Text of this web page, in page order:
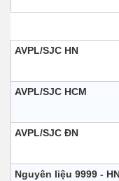
AVPL/SJC HN
AVPL/SJC HCM
AVPL/SJC ĐN
Nguyên liệu 9999 -